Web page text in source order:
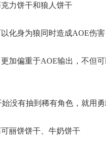
力饼干和狼人饼干
化身为狼同时造成AOE伤
加偏重于AOE输出，不但
没有抽到稀有角色，就用
丽饼饼干、牛奶饼干